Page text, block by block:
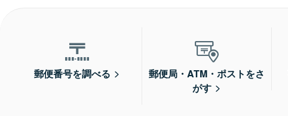
郵便番号を調べる
郵便局・ATM・ポストをさ
がす